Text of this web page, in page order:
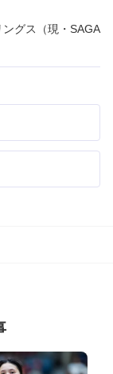
グス（現・SAGA